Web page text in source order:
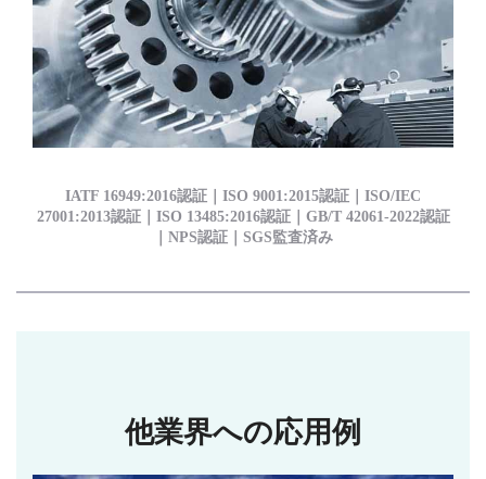
IATF 16949:2016認証｜ISO 9001:2015認証｜ISO/IEC
27001:2013認証｜ISO 13485:2016認証｜GB/T 42061-2022認証
｜NPS認証｜SGS監査済み
他業界への応用例